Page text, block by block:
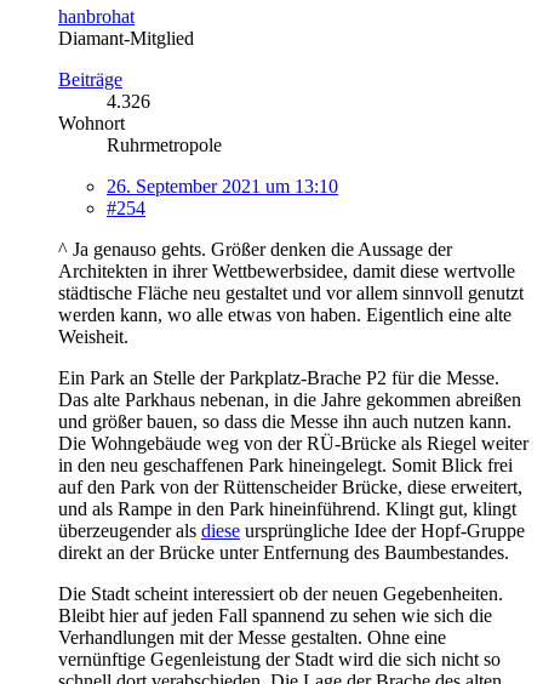
hanbrohat
Diamant-Mitglied
Beiträge
4.326
Wohnort
Ruhrmetropole
26. September 2021 um 13:10
#254
^ Ja genauso gehts. Größer denken die Aussage der
Architekten in ihrer Wettbewerbsidee, damit diese wertvolle
städtische Fläche neu gestaltet und vor allem sinnvoll genutzt
werden kann, wo alle etwas von haben. Eigentlich eine alte
Weisheit.
Ein Park an Stelle der Parkplatz-Brache P2 für die Messe.
Das alte Parkhaus nebenan, in die Jahre gekommen abreißen
und größer bauen, so dass die Messe ihn auch nutzen kann.
Die Wohngebäude weg von der RÜ-Brücke als Riegel weiter
in den neu geschaffenen Park hineingelegt. Somit Blick frei
auf den Park von der Rüttenscheider Brücke, diese erweitert,
und als Rampe in den Park hineinführend. Klingt gut, klingt
überzeugender als diese ursprüngliche Idee der Hopf-Gruppe
direkt an der Brücke unter Entfernung des Baumbestandes.
Die Stadt scheint interessiert ob der neuen Gegebenheiten.
Bleibt hier auf jeden Fall spannend zu sehen wie sich die
Verhandlungen mit der Messe gestalten. Ohne eine
vernünftige Gegenleistung der Stadt wird die sich nicht so